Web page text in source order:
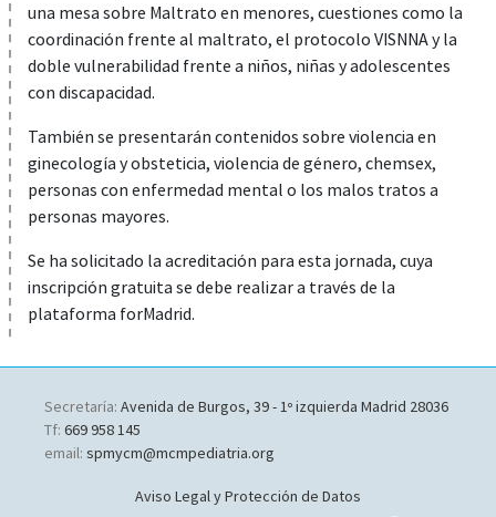
una mesa sobre Maltrato en menores, cuestiones como la
coordinación frente al maltrato, el protocolo VISNNA y la
doble vulnerabilidad frente a niños, niñas y adolescentes
con discapacidad.
También se presentarán contenidos sobre violencia en
ginecología y obsteticia, violencia de género, chemsex,
personas con enfermedad mental o los malos tratos a
personas mayores.
Se ha solicitado la acreditación para esta jornada, cuya
inscripción gratuita se debe realizar a través de la
plataforma forMadrid.
Secretaría: Avenida de Burgos, 39 - 1º izquierda Madrid 28036
Tf: 669 958 145
email: spmycm@mcmpediatria.org
Aviso Legal y Protección de Datos